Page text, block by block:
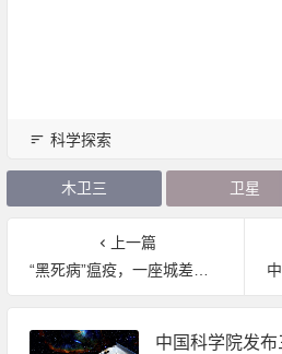
科学探索
木卫三 卫星
上一篇
“黑死病”瘟疫，一座城差点毁了整个欧洲，死亡两千五百万人。
中
中国科学院发